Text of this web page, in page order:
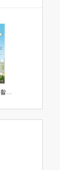
고양이 제제의 학교생활 1 : 초등학생이 이렇게 힘들 줄이야